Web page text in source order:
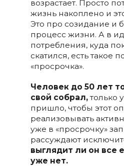
возрастает. Просто
жизнь накоплено и
Это про созидание и
процесс жизни. А в
потребления, куда
скатился, есть такое
«просрочка».
Человек до 50 лет
свой собрал,только
пришло, чтобы этот
реализовывать
уже в «просрочку»
рассуждают
выглядит ли он все
уже нет.